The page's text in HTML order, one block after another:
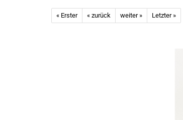
« Erster « zurück weiter » Letzter »